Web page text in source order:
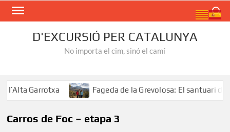
Skip
D'EXCURSIÓ PER CATALUNYA
No importa el cim, sinó el camí
Garrotxa Fageda de la Grevolosa: El santuari dels
Carros de Foc – etapa 3